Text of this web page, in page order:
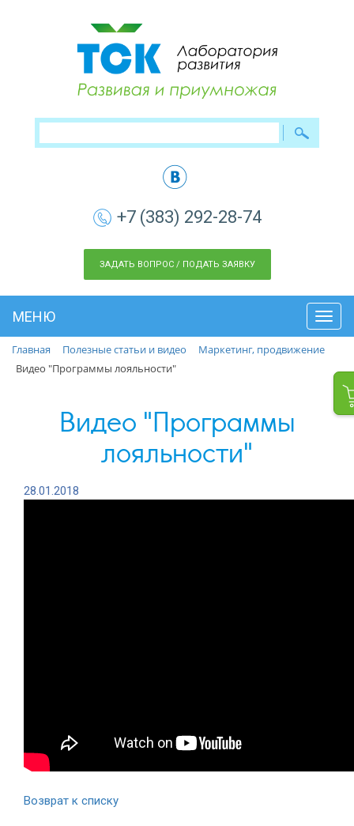
+7 (383) 292-28-74
ЗАДАТЬ ВОПРОС / ПОДАТЬ ЗАЯВКУ
МЕНЮ
Главная
Полезные статьи и видео
Маркетинг, продвижение
Видео "Программы лояльности"
Видео "Программы
лояльности"
28.01.2018
Возврат к списку